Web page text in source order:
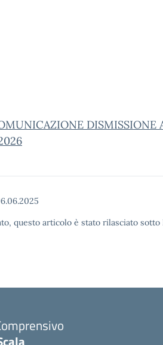
DISMISSIONE
questo articolo è stato rilasciato